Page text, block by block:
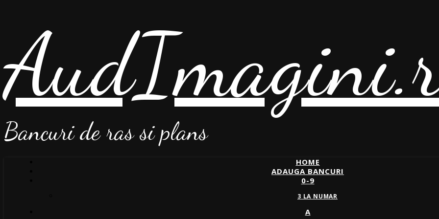
Bancuri de ras si plans
HOME
ADAUGA BANCURI
0-9
3 LA NUMAR
A